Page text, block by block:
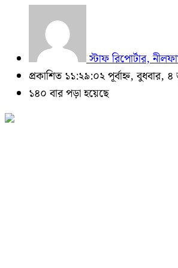
স্টাফ রিপোর্টার,
প্রকাশিত ১১:২৯:০২ পূর্বাহ্ন, বুধবার,
১৪০ বার পড়া হয়েছে